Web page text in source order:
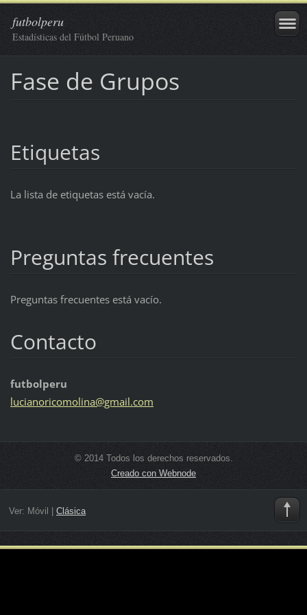
futbolperu
Estadísticas del Fútbol Peruano
Fase de Grupos
Etiquetas
La lista de etiquetas está vacía.
Preguntas frecuentes
Preguntas frecuentes está vacío.
Contacto
futbolperu
lucianoricomolina@gmail.com
© 2014 Todos los derechos reservados.
Creado con Webnode
Ver: Móvil Clásica